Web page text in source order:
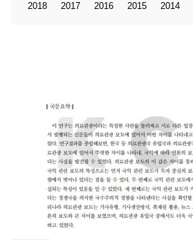
2018
2017 2016 2015 2014